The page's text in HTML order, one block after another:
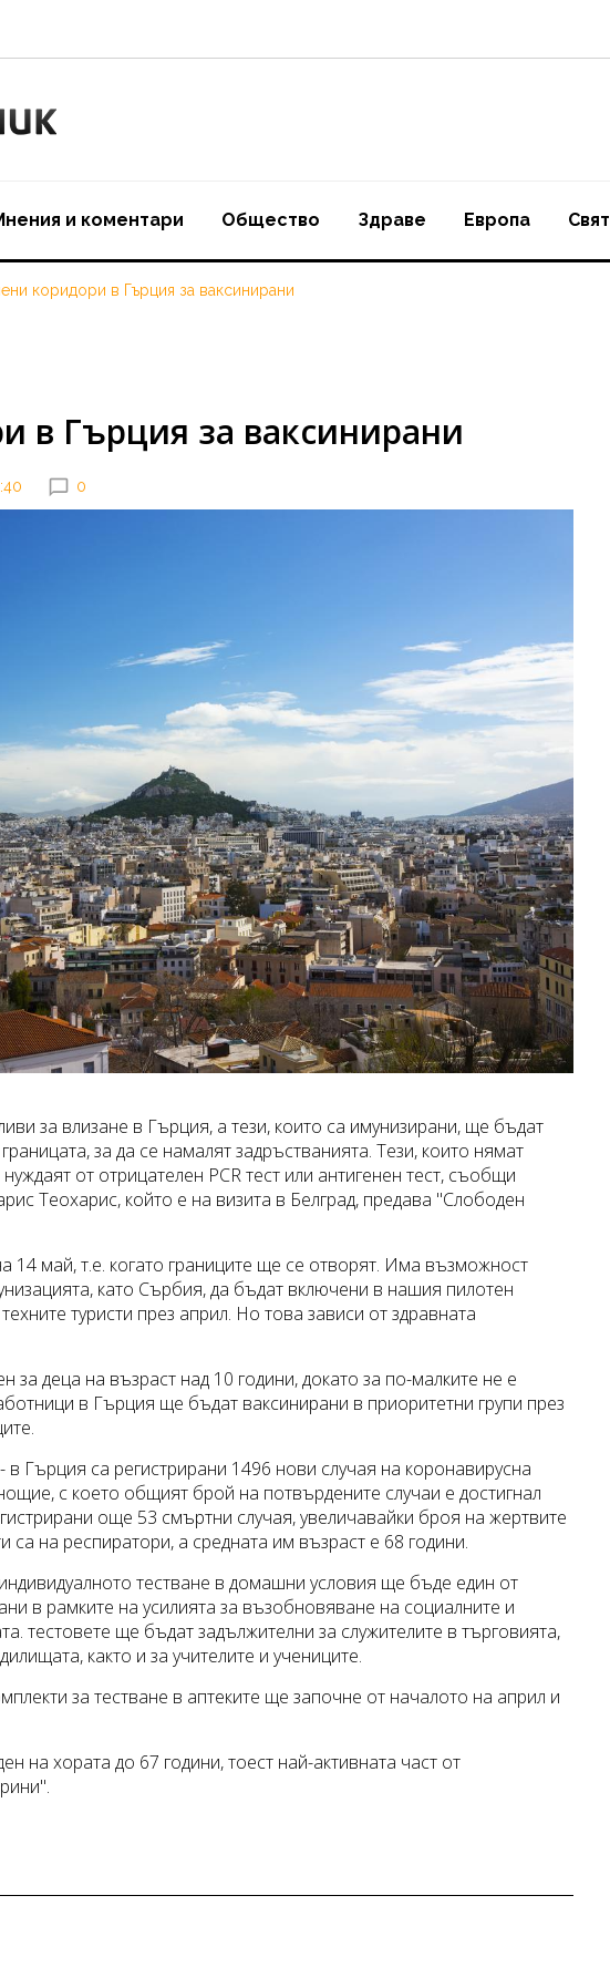
и коментари Oбщество Здраве Европа Свят
коридори в Гърция за ваксинирани
в Гърция за ваксинирани
0
за влизане в Гърция, а тези, които са имунизирани, ще бъдат
за да се намалят задръстванията. Тези, които нямат
от отрицателен PCR тест или антигенен тест, съобщи
Теохарис, който е на визита в Белград, предава "Слободен
14 май, т.е. когато границите ще се отворят. Има възможност
като Сърбия, да бъдат включени в нашия пилотен
туристи през април. Но това зависи от здравната
за деца на възраст над 10 години, докато за по-малките не е
в Гърция ще бъдат ваксинирани в приоритетни групи през
Гърция са регистрирани 1496 нови случая на коронавирусна
с което общият брой на потвърдените случаи е достигнал
още 53 смъртни случая, увеличавайки броя на жертвите
на респиратори, а средната им възраст е 68 години.
тестване в домашни условия ще бъде един от
в рамките на усилията за възобновяване на социалните и
тестовете ще бъдат задължителни за служителите в търговията,
както и за учителите и учениците.
за тестване в аптеките ще започне от началото на април и
на хората до 67 години, тоест най-активната част от